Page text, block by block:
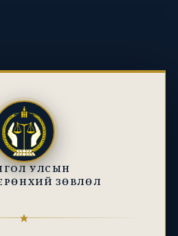
УЛСЫН
ЗӨВЛӨЛ